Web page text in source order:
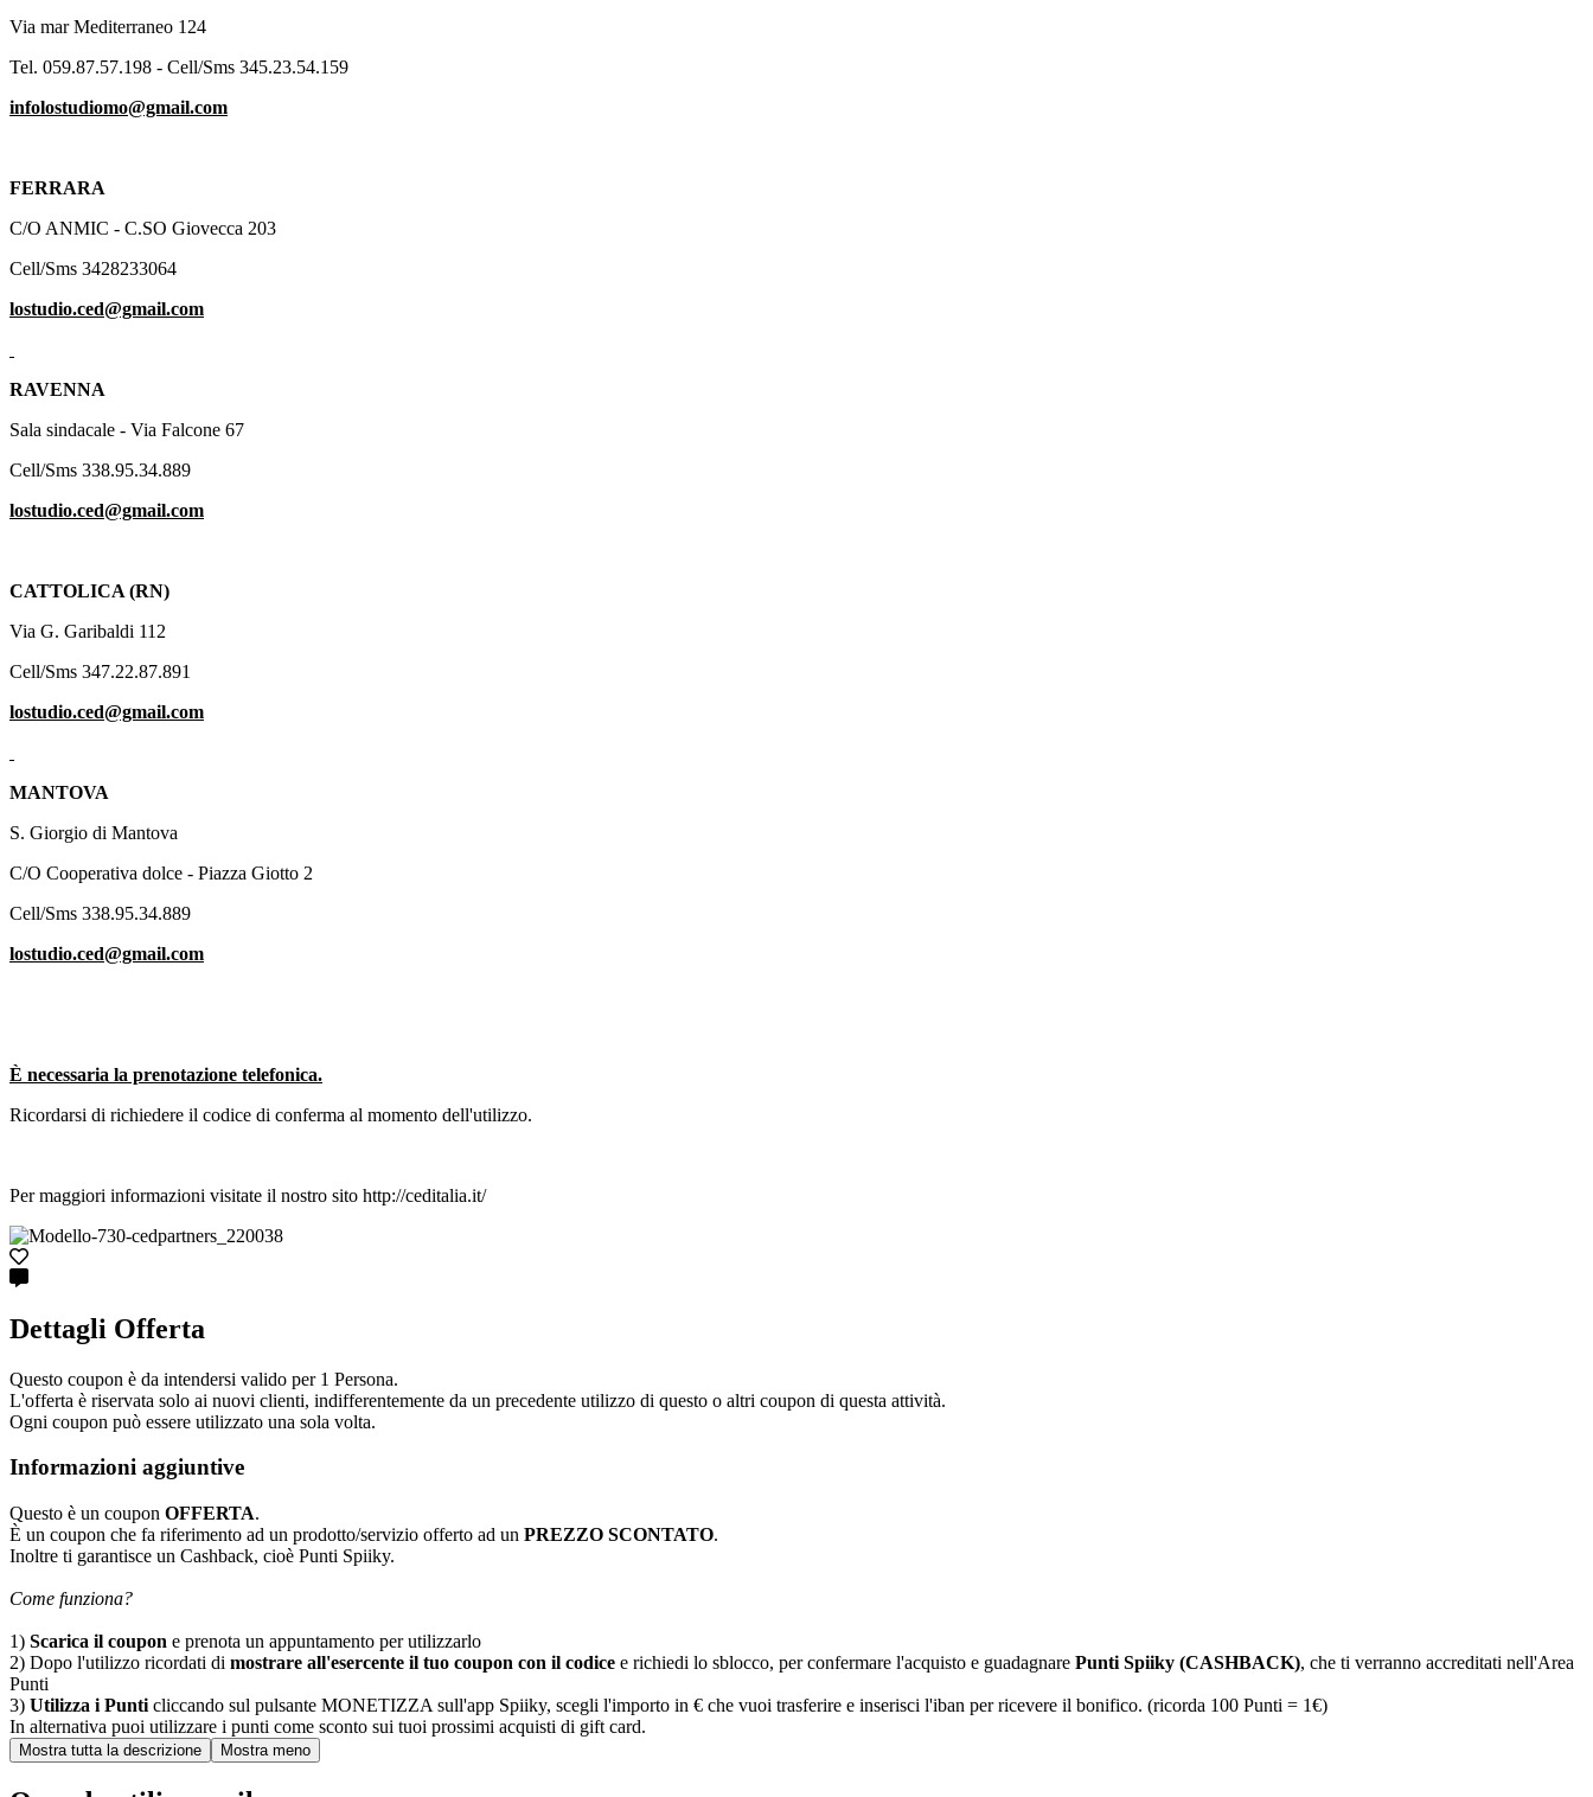
Via mar Mediterraneo 124
Tel. 059.87.57.198 - Cell/Sms 345.23.54.159
infolostudiomo@gmail.com
FERRARA
C/O ANMIC - C.SO Giovecca 203
Cell/Sms 3428233064
lostudio.ced@gmail.com
RAVENNA
Sala sindacale - Via Falcone 67
Cell/Sms 338.95.34.889
lostudio.ced@gmail.com
CATTOLICA (RN)
Via G. Garibaldi 112
Cell/Sms 347.22.87.891
lostudio.ced@gmail.com
MANTOVA
S. Giorgio di Mantova
C/O Cooperativa dolce - Piazza Giotto 2
Cell/Sms 338.95.34.889
lostudio.ced@gmail.com
È necessaria la prenotazione telefonica.
Ricordarsi di richiedere il codice di conferma al momento dell'utilizzo.
Per maggiori informazioni visitate il nostro sito http://ceditalia.it/
Dettagli Offerta
Questo coupon è da intendersi valido per 1 Persona.
L'offerta è riservata solo ai nuovi clienti, indifferentemente da un precedente utilizzo di questo o altri coupon di questa attività.
Ogni coupon può essere utilizzato una sola volta.
Informazioni aggiuntive
Questo è un coupon OFFERTA.
È un coupon che fa riferimento ad un prodotto/servizio offerto ad un PREZZO SCONTATO.
Inoltre ti garantisce un Cashback, cioè Punti Spiiky.
Come funziona?
1) Scarica il coupon e prenota un appuntamento per utilizzarlo
2) Dopo l'utilizzo ricordati di mostrare all'esercente il tuo coupon con il codice e richiedi lo sblocco, per confermare l'acquisto e guadagnare Punti Spiiky (CASHBACK), che ti verranno accreditati nell'Area
Punti
3) Utilizza i Punti cliccando sul pulsante MONETIZZA sull'app Spiiky, scegli l'importo in € che vuoi trasferire e inserisci l'iban per ricevere il bonifico. (ricorda 100 Punti = 1€)
In alternativa puoi utilizzare i punti come sconto sui tuoi prossimi acquisti di gift card.